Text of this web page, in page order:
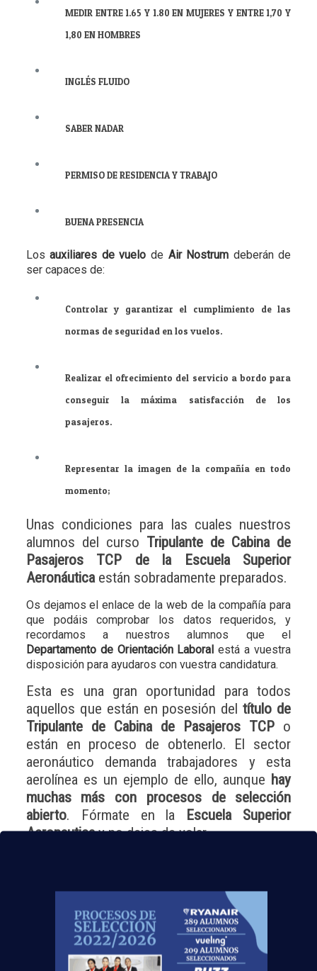
MEDIR ENTRE 1.65 Y 1.80 EN MUJERES Y ENTRE 1,70 Y
1,80 EN HOMBRES
INGLÉS FLUIDO
SABER NADAR
PERMISO DE RESIDENCIA Y TRABAJO
BUENA PRESENCIA
Losauxiliares de vuelo de Air Nostrum deberán de
ser capaces de:
Controlar y garantizar el cumplimiento de las
normas de seguridad en los vuelos.
Realizar el ofrecimiento del servicio a bordo para
conseguir la máxima satisfacción de los
pasajeros.
Representar la imagen de la compañía en todo
momento;
Unas condiciones para las cuales nuestros
alumnos del curso Tripulante de Cabina de
Pasajeros TCP de la Escuela Superior
Aeronáuticaestán sobradamente preparados.
Os dejamos el enlace de la web de la compañía para
que podáis comprobar los datos requeridos, y
recordamos a nuestros alumnos que el
Departamento de Orientación Laboral está a vuestra
disposición para ayudaros con vuestra candidatura.
Esta es una gran oportunidad para todos
aquellos que están en posesión deltítulo de
Tripulante de Cabina de Pasajeros TCP o
están en proceso de obtenerlo. El sector
aeronáutico demanda trabajadores y esta
aerolínea es un ejemplo de ello, aunque hay
muchas más con procesos de selección
abierto. Fórmate en la
Escuela Superior
Aeronauticay no dejes de volar.
Noticias Relacionadas
Madrid-Barajas supera los 6 millones de
pasajeros junio: qué significa para quienes